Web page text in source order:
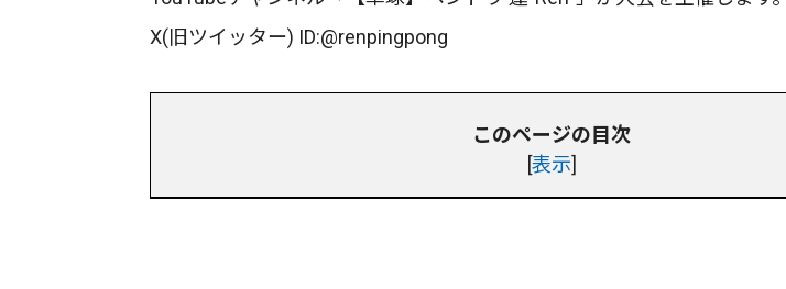
X(旧ツイッター) ID:@renpingpong
このページの目次
[表示]